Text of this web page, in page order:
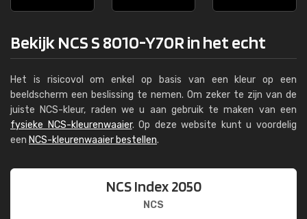
Bekijk NCS S 8010-Y70R in het echt
Het is risicovol om enkel op basis van een kleur op een
beeldscherm een beslissing te nemen. Om zeker te zijn van de
juiste NCS-kleur, raden we u aan gebruik te maken van een
fysieke NCS-kleurenwaaier. Op deze website kunt u voordelig
een NCS-kleurenwaaier bestellen.
NCS Index 2050
NCS